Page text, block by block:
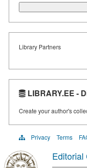
Library Partners
LIBRARY.EE -
Create your author's
Privacy Terms
Editorial